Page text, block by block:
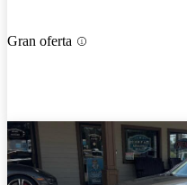
Gran oferta